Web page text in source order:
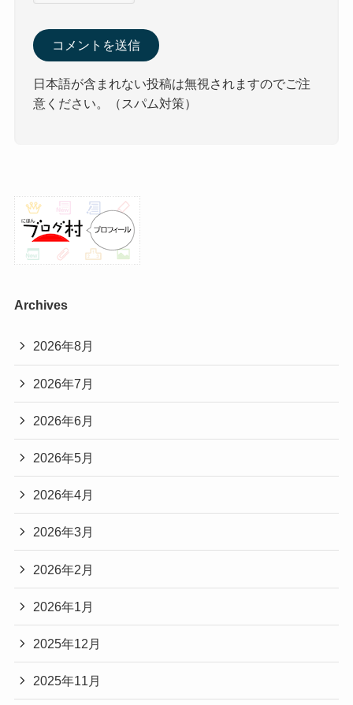
日本語が含まれない投稿は無視されますのでご注
意ください。（スパム対策）
Archives
2026年8月
2026年7月
2026年6月
2026年5月
2026年4月
2026年3月
2026年2月
2026年1月
2025年12月
2025年11月